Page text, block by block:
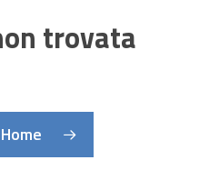
trovata